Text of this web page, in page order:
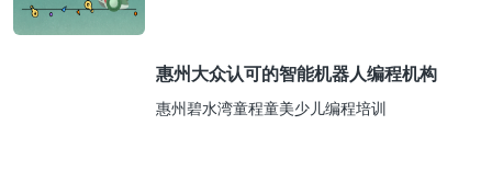
惠州大众认可的智能机器人编程机构
惠州碧水湾童程童美少儿编程培训